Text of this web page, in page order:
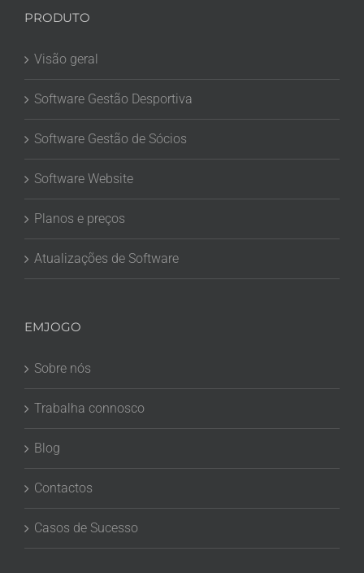
PRODUTO
Visão geral
Software Gestão Desportiva
Software Gestão de Sócios
Software Website
Planos e preços
Atualizações de Software
EMJOGO
Sobre nós
Trabalha connosco
Blog
Contactos
Casos de Sucesso